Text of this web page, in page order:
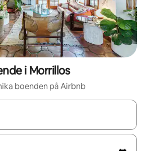
i Morrillos
boenden på Airbnb
kan du navigera med upp- och